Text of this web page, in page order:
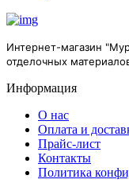
Интернет-магазин
отделочных
Информация
О нас
Оплата и
Прайс-лист
Контакты
Политика